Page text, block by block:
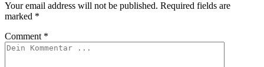
Your email address will not be published. Required fields are
marked *
Comment *